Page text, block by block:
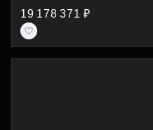
19 178 371 ₽